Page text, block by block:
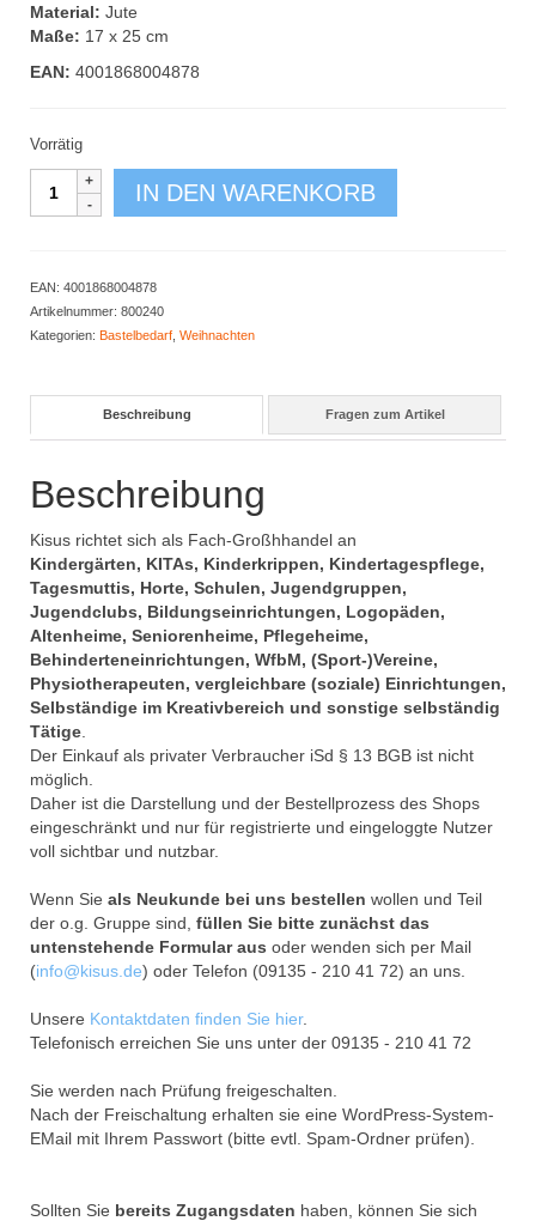
Material: Jute
Maße: 17 x 25 cm
EAN: 4001868004878
Vorrätig
Nikolaus-
Sack
IN DEN WARENKORB
EAN: 4001868004878
Artikelnummer: 800240
Kategorien: Bastelbedarf Weihnachten
Beschreibung Fragen zum Artikel
Beschreibung
Kisus richtet sich als Fach-Großhhandel an
Kindergärten, KITAs, Kinderkrippen, Kindertagespflege,
Tagesmuttis, Horte, Schulen, Jugendgruppen,
Jugendclubs, Bildungseinrichtungen, Logopäden,
Altenheime, Seniorenheime, Pflegeheime,
Behinderteneinrichtungen, WfbM, (Sport-)Vereine,
Physiotherapeuten, vergleichbare (soziale) Einrichtungen,
Selbständige im Kreativbereich und sonstige selbständig
Tätige
Der Einkauf als privater Verbraucher iSd § 13 BGB ist nicht
möglich.
Daher ist die Darstellung und der Bestellprozess des Shops
eingeschränkt und nur für registrierte und eingeloggte Nutzer
voll sichtbar und nutzbar.
Wenn Sie als Neukunde bei uns bestellen wollen und Teil
der o.g. Gruppe sind, füllen Sie bitte zunächst das
untenstehende Formular aus oder wenden sich per Mail
(info@kisus.de) oder Telefon (09135 - 210 41 72) an uns.
Unsere Kontaktdaten finden Sie hier.
Telefonisch erreichen Sie uns unter der 09135 - 210 41 72
Sie werden nach Prüfung freigeschalten.
Nach der Freischaltung erhalten sie eine WordPress-System-
EMail mit Ihrem Passwort (bitte evtl. Spam-Ordner prüfen).
Sollten Sie bereits Zugangsdaten haben, können Sie sich